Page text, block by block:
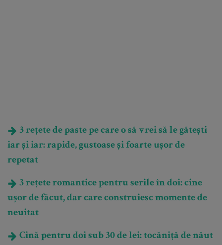
3 rețete de paste pe care o să vrei să le gătești
iar și iar: rapide, gustoase și foarte ușor de
repetat
3 rețete romantice pentru serile în doi: cine
ușor de făcut, dar care construiesc momente de
neuitat
Cină pentru doi sub 30 de lei: tocăniță de năut